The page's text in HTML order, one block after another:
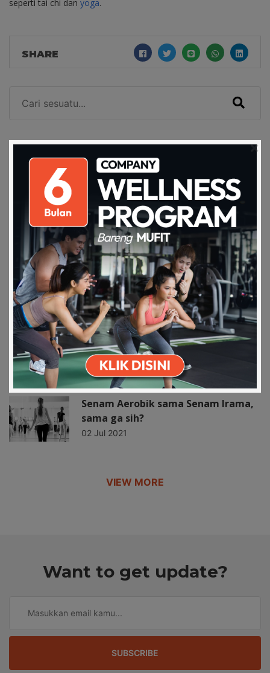
Download on the
Apps Store
Get it on Play
Store
seperti tai chi dan yoga.
SHARE
RELATED ARTICLES
Apakah Perusahaan Perlu
Menyediakan Perlengka…
14 May 2021
Bosan Dengan Private Exercise? Yuk
Coba Group…
25 Feb 2021
Apa sih Fungsinya Sikap Lilin?
25 Jul 2021
Apasih beda pilates dan yoga? Mana
yang palin…
21 Mar 2022
Senam Aerobik sama Senam Irama,
sama ga sih?
02 Jul 2021
VIEW MORE
Want to get update?
SUBSCRIBE